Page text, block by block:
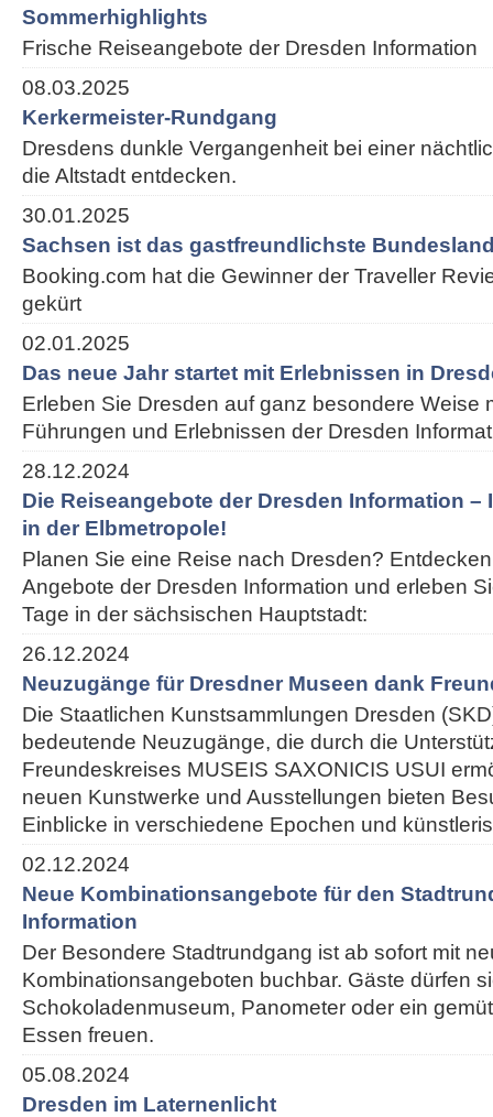
Sommerhighlights
Frische Reiseangebote der Dresden Information
08.03.2025
Kerkermeister-Rundgang
Dresdens dunkle Vergangenheit bei einer
die Altstadt entdecken.
30.01.2025
Sachsen ist das gastfreundlichste
Booking.com hat die Gewinner der Traveller
gekürt
02.01.2025
Das neue Jahr startet mit Erlebnissen in
Erleben Sie Dresden auf ganz besondere Weise
Führungen und Erlebnissen der Dresden
28.12.2024
Die Reiseangebote der Dresden Information –
in der Elbmetropole!
Planen Sie eine Reise nach Dresden?
Angebote der Dresden Information und erleben
Tage in der sächsischen Hauptstadt:
26.12.2024
Neuzugänge für Dresdner Museen dank
Die Staatlichen Kunstsammlungen Dresden
bedeutende Neuzugänge, die durch die
Freundeskreises MUSEIS SAXONICIS USUI
neuen Kunstwerke und Ausstellungen bieten
Einblicke in verschiedene Epochen und
02.12.2024
Neue Kombinationsangebote für den
Information
Der Besondere Stadtrundgang ist ab sofort mit
Kombinationsangeboten buchbar. Gäste dürfen
Schokoladenmuseum, Panometer oder ein
Essen freuen.
05.08.2024
Dresden im Laternenlicht